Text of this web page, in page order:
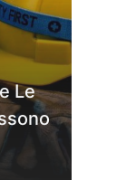
Le